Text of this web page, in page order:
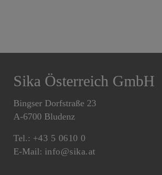
Sika Österreich GmbH
Bingser Dorfstraße 23
A-6700 Bludenz
Tel.: +43 5 0610 0
E-Mail: info@sika.at